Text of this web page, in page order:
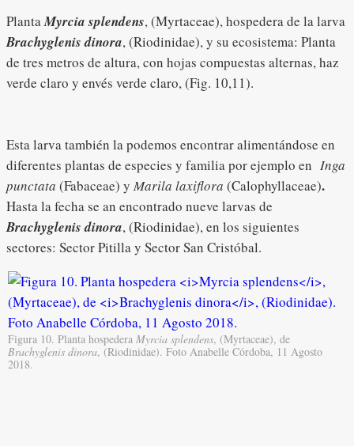
PlantaMyrcia splendens, (Myrtaceae), hospedera de la larva
Brachyglenis dinora, (Riodinidae), y su ecosistema: Planta
de tres metros de altura, con hojas compuestas alternas, haz
verde claro y envés verde claro, (Fig. 10,11).
Esta larva también la podemos encontrar alimentándose en
diferentes plantas de especies y familia por ejemplo en Inga
punctata (Fabaceae) y Marila laxiflora (Calophyllaceae).
Hasta la fecha se an encontrado nueve larvas de
Brachyglenis dinora, (Riodinidae), en los siguientes
sectores: Sector Pitilla y Sector San Cristóbal.
Figura 10. Planta hospedera Myrcia splendens, (Myrtaceae), de
Brachyglenis dinora, (Riodinidae). Foto Anabelle Córdoba, 11 Agosto
2018.